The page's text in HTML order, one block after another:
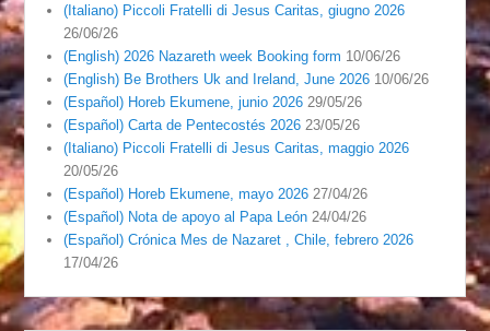
(Italiano) Piccoli Fratelli di Jesus Caritas, giugno 2026
26/06/26
(English) 2026 Nazareth week Booking form 10/06/26
(English) Be Brothers Uk and Ireland, June 2026 10/06/26
(Español) Horeb Ekumene, junio 2026 29/05/26
(Español) Carta de Pentecostés 2026 23/05/26
(Italiano) Piccoli Fratelli di Jesus Caritas, maggio 2026
20/05/26
(Español) Horeb Ekumene, mayo 2026 27/04/26
(Español) Nota de apoyo al Papa León 24/04/26
(Español) Crónica Mes de Nazaret , Chile, febrero 2026
17/04/26